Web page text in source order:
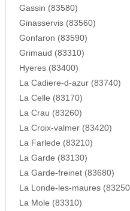
Gassin (83580)
Ginasservis (83560)
Gonfaron (83590)
Grimaud (83310)
Hyeres (83400)
La Cadiere-d-azur (83740)
La Celle (83170)
La Crau (83260)
La Croix-valmer (83420)
La Farlede (83210)
La Garde (83130)
La Garde-freinet (83680)
La Londe-les-maures
La Mole (83310)